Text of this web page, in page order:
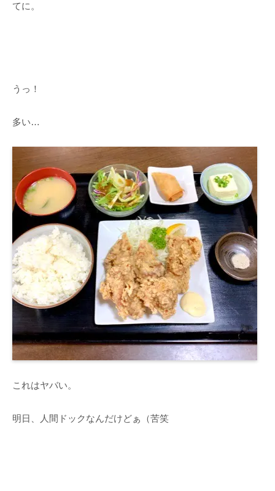
てに。
うっ！
多い…
これはヤバい。
明日、人間ドックなんだけどぁ（苦笑